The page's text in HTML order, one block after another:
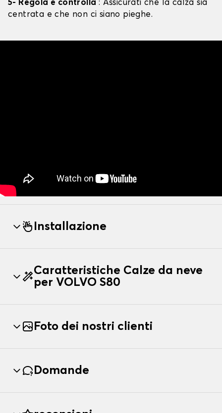
5- Regola e controlla : Assicurati che la calza sia
centrata e che non ci siano pieghe.
Installazione
Caratteristiche Calze da neve
per VOLVO S80
Foto dei nostri clienti
Domande